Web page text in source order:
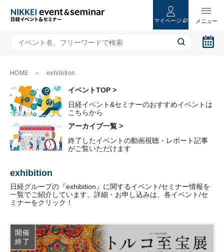
マイページ
HOME exhibition
イベントTOP >
日経イベント&セミナーのおすすめイベントは
こちらから
アーカイブ一覧 >
終了したイベントの動画視聴・レポート記事
がご覧いただけます
exhibition
日経グループの『exhibition』に関するイベント/セミナー情報を
一覧でご紹介しています。詳細・お申し込みは、各イベント/セ
ミナーをクリック！
開催
終了